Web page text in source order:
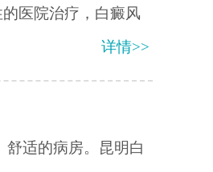
医院治疗，白癜风
详情>>
舒适的病房。昆明白